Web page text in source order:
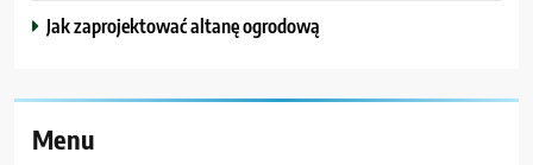
Jak zaprojektować altanę ogrodową
Menu